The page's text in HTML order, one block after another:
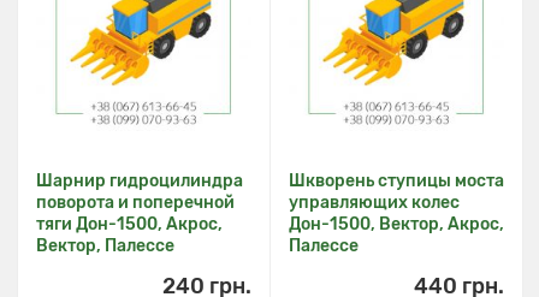
Шарнир гидроцилиндра
поворота и поперечной
тяги Дон-1500, Акрос,
Вектор, Палессе
240 грн.
Шкворень ступицы моста
управляющих колес
Дон-1500, Вектор, Акрос,
Палессе
440 грн.